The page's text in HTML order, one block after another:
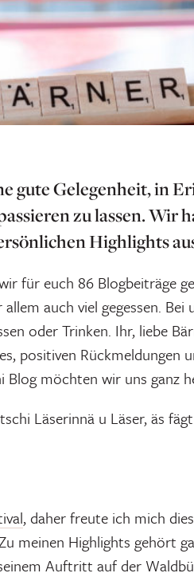
gute Gelegenheit, in
zu lassen. Wir
Highlights
für euch 86 Blogbeiträge
auch viel gegessen.
oder Trinken. Ihr, liebe
positiven Rückmeldungen
möchten wir uns ganz
Läserinnä u Läser, äs
, daher freute ich mich
meinen Highlights gehört
Auftritt auf der